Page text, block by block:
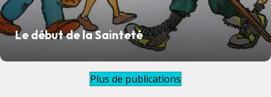
Le début de la Sainteté
Plus de publications